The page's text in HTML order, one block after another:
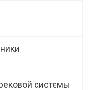
системы